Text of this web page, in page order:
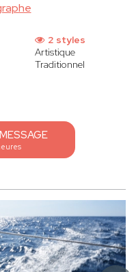
2 styles
Artistique
Traditionnel